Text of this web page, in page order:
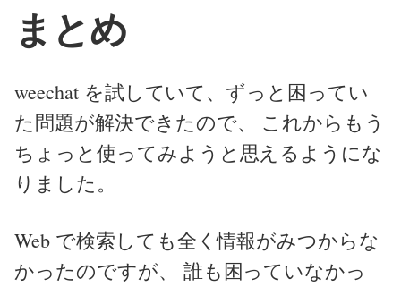
まとめ
weechat を試していて、ずっと困ってい
た問題が解決できたので、 これからもう
ちょっと使ってみようと思えるようにな
りました。
Web で検索しても全く情報がみつからな
かったのですが、 誰も困っていなかっ